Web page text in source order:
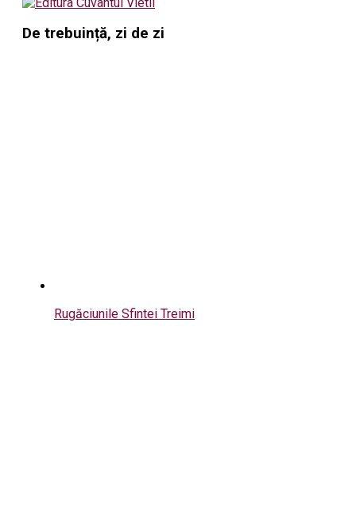
De trebuință, zi de zi
Rugăciunile Sfintei Treimi